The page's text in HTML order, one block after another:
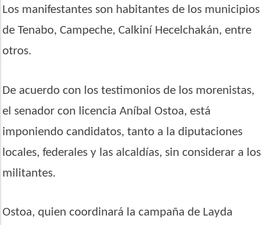
Los manifestantes son habitantes de los municipios
de Tenabo, Campeche, Calkiní Hecelchakán, entre
otros.
De acuerdo con los testimonios de los morenistas,
el senador con licencia Aníbal Ostoa, está
imponiendo candidatos, tanto a la diputaciones
locales, federales y las alcaldías, sin considerar a los
militantes.
Ostoa, quien coordinará la campaña de Layda